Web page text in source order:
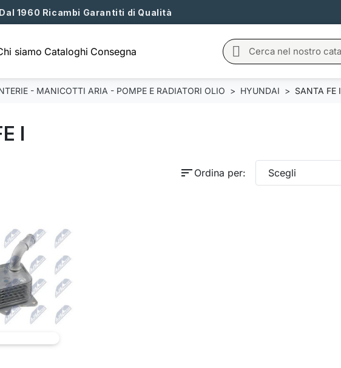
Dal 1960 Ricambi Garantiti di Qualità
siamo Cataloghi Consegna
- MANICOTTI ARIA - POMPE E RADIATORI OLIO HYUNDAI SANTA FE I
I
sort Ordina per: Scegli